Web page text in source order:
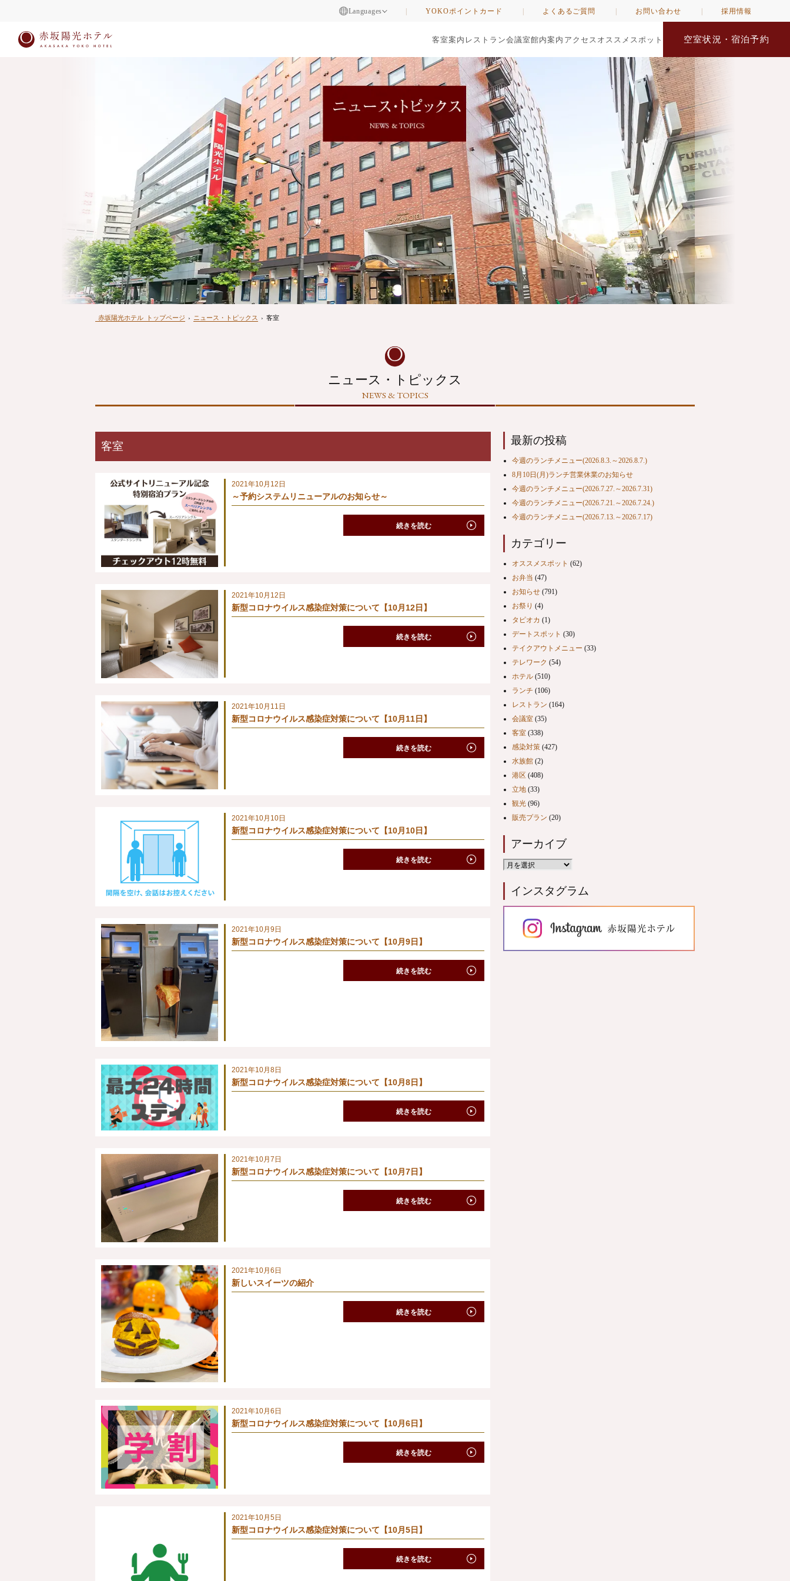
Languages YOKOポイントカード よくあるご質問 お問い合わせ 採用情報
客室案内 レストラン会議室館内案内 アクセス オススメスポット 空室状況・宿泊予約
赤坂陽光ホテル トップページ › ニュース・トピックス › 客室
ニュース・トピックス
NEWS & TOPICS
客室
2021年10月12日
～予約システムリニューアルのお知らせ～
続きを読む
2021年10月12日
新型コロナウイルス感染症対策について【10月12日】
続きを読む
2021年10月11日
新型コロナウイルス感染症対策について【10月11日】
続きを読む
2021年10月10日
新型コロナウイルス感染症対策について【10月10日】
続きを読む
2021年10月9日
新型コロナウイルス感染症対策について【10月9日】
続きを読む
2021年10月8日
新型コロナウイルス感染症対策について【10月8日】
続きを読む
2021年10月7日
新型コロナウイルス感染症対策について【10月7日】
続きを読む
2021年10月6日
新しいスイーツの紹介
続きを読む
2021年10月6日
新型コロナウイルス感染症対策について【10月6日】
続きを読む
2021年10月5日
新型コロナウイルス感染症対策について【10月5日】
続きを読む
最新の投稿
今週のランチメニュー(2026.8.3.～2026.8.7.)
8月10日(月)ランチ営業休業のお知らせ
今週のランチメニュー(2026.7.27.～2026.7.31)
今週のランチメニュー(2026.7.21.～2026.7.24.)
今週のランチメニュー(2026.7.13.～2026.7.17)
カテゴリー
オススメスポット (62)
お弁当 (47)
お知らせ (791)
お祭り (4)
タピオカ (1)
デートスポット (30)
テイクアウトメニュー (33)
テレワーク (54)
ホテル (510)
ランチ (106)
レストラン (164)
会議室 (35)
客室 (338)
感染対策 (427)
水族館 (2)
港区 (408)
立地 (33)
観光 (96)
販売プラン (20)
アーカイブ
インスタグラム